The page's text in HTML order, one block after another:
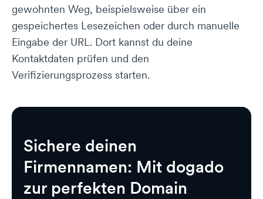
gewohnten Weg, beispielsweise über ein
gespeichertes Lesezeichen oder durch manuelle
Eingabe der URL. Dort kannst du deine
Kontaktdaten prüfen und den
Verifizierungsprozess starten.
Sichere deinen
Firmennamen: Mit dogado
zur perfekten Domain